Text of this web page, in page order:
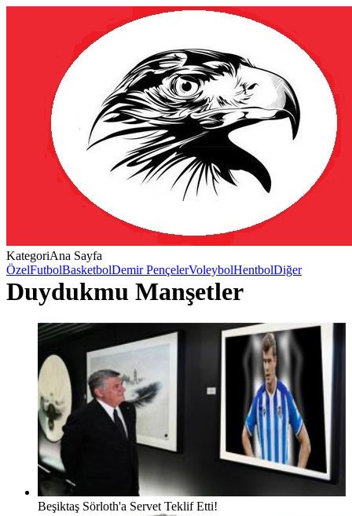
KategoriAna Sayfa
ÖzelFutbolBasketbolDemir PençelerVoleybolHentbolDiğer
Duydukmu Manşetler
Beşiktaş Sörloth'a Servet Teklif Etti!